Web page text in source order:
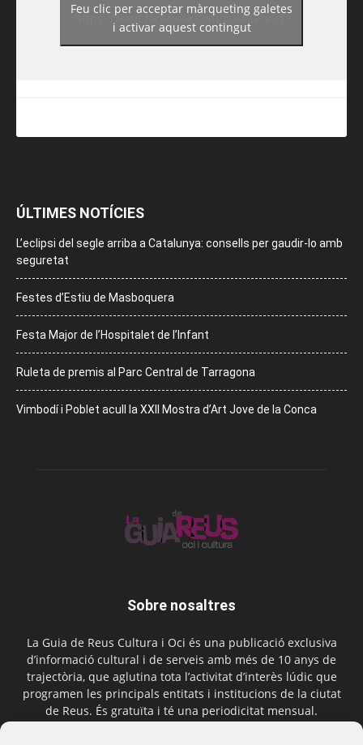
https://www.facebook.com/guiadereus/
Feu clic per acceptar màrqueting galetes
i activar aquest contingut
ÚLTIMES NOTÍCIES
L’eclipsi del segle arriba a Catalunya: consells per gaudir-lo amb
seguretat
Festes d’Estiu de Masboquera
Festa Major de l’Hospitalet de l’Infant
Ruleta de premis al Parc Central de Tarragona
Vimbodí i Poblet acull la XXII Mostra d’Art Jove de la Conca
Sobre nosaltres
La Guia de Reus Cultura i Oci és una publicació exclusiva
d’informació cultural i de serveis amb més de 10 anys de
trajectòria, que aglutina tota l’activitat d’interès lúdic que
programen les principals entitats i institucions de la ciutat
de Reus. És gratuïta i té una periodicitat mensual.